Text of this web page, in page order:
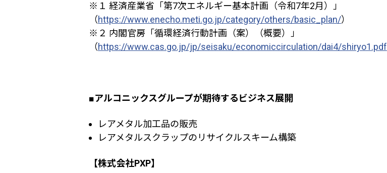
※１ 経済産業省「第7次エネルギー基本計画（令和7年2月）」
（https://www.enecho.meti.go.jp/category/others/basic_plan/）
※２ 内閣官房「循環経済行動計画（案）（概要）」
（https://www.cas.go.jp/jp/seisaku/economiccirculation/dai4/shiryo1.pdf
■アルコニックスグループが期待するビジネス展開
レアメタル加工品の販売
レアメタルスクラップのリサイクルスキーム構築
【株式会社PXP】